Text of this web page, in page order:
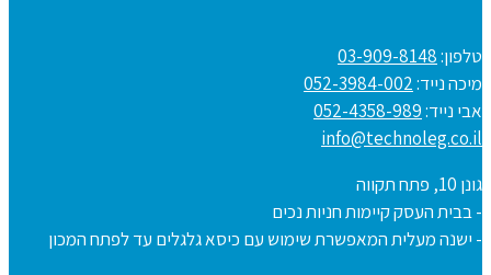
טלפון:03-909-8148
מיכה נייד:052-3984-002
אבי נייד:052-4358-989
info@technoleg.co.il
גונן 10, פתח תקווה
- בבית העסק קיימות חניות נכים
- ישנה מעלית המאפשרת שימוש עם כיסא גלגלים עד לפתח המכון